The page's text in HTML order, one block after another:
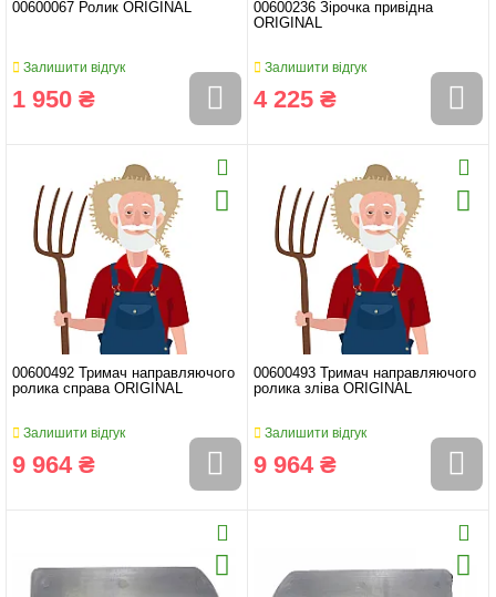
00600067 Ролик ORIGINAL
Залишити відгук
1 950 ₴
00600236 Зірочка привідна
ORIGINAL
Залишити відгук
4 225 ₴
00600492 Тримач направляючого
ролика справа ORIGINAL
Залишити відгук
9 964 ₴
00600493 Тримач направляючого
ролика зліва ORIGINAL
Залишити відгук
9 964 ₴